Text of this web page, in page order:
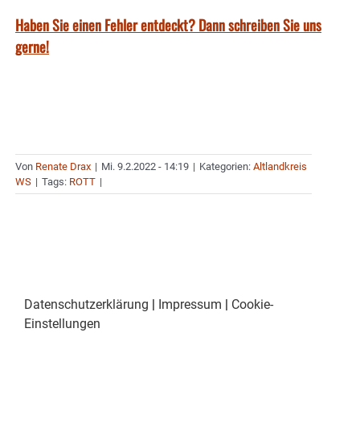
Haben Sie einen Fehler entdeckt? Dann schreiben Sie uns
gerne!
Von Renate Drax | Mi. 9.2.2022 - 14:19 | Kategorien: Altlandkreis
WS | Tags: ROTT |
Datenschutzerklärung | Impressum | Cookie-
Einstellungen